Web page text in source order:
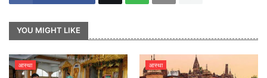
YOU MIGHT LIKE
आस्था आस्था